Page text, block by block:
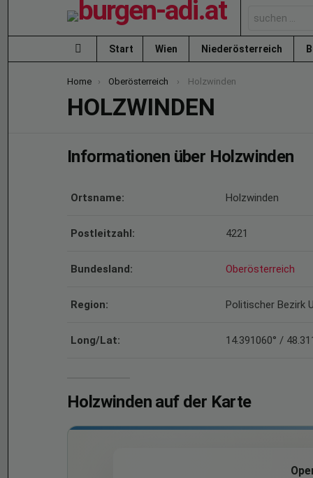
for:
Menu
Start Wien Niederösterreich
You are here:
Home Oberösterreich Holzwinden
HOLZWINDEN
Informationen über Holzwinden
Ortsname: Holzwinden
Postleitzahl: 4221
Bundesland: Oberösterreich
Region: Politischer Bezirk
Long/Lat: 14.391060° /
Holzwinden auf der Karte